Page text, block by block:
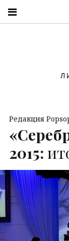
Редакция
2015: